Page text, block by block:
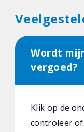
Wordt
vergoed?
Klik op de
controleer